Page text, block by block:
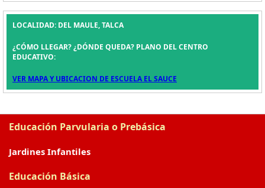
LOCALIDAD: DEL MAULE, TALCA
¿CÓMO LLEGAR? ¿DÓNDE QUEDA? PLANO DEL CENTRO
EDUCATIVO:
VER MAPA Y UBICACION DE ESCUELA EL SAUCE
Educación Parvularia o Prebásica
Jardines Infantiles
Educación Básica